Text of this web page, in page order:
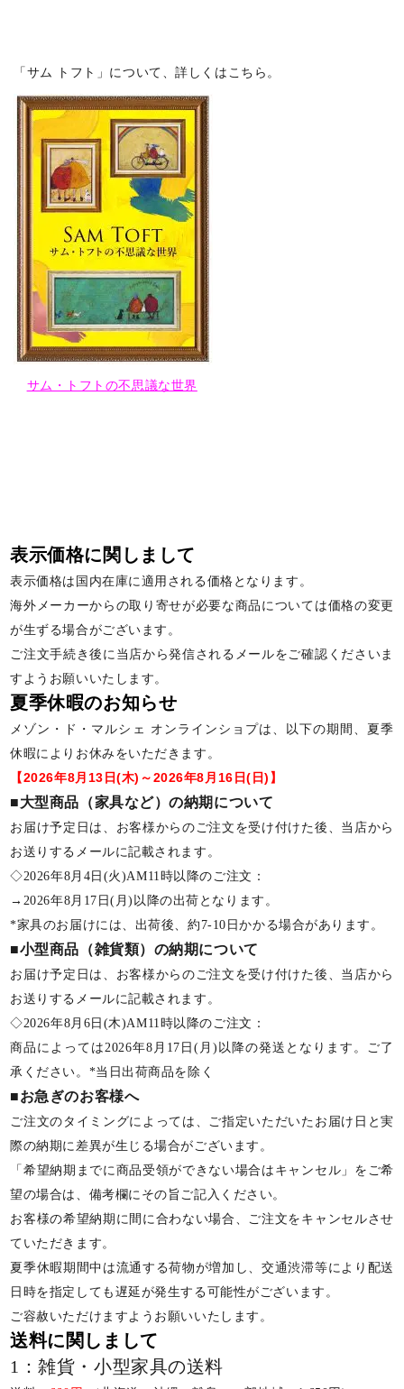
「サム トフト」について、詳しくはこちら。
サム・トフトの不思議な世界
表示価格に関しまして
表示価格は国内在庫に適用される価格となります。
海外メーカーからの取り寄せが必要な商品については価格の変更
が生ずる場合がございます。
ご注文手続き後に当店から発信されるメールをご確認くださいま
すようお願いいたします。
夏季休暇のお知らせ
メゾン・ド・マルシェ オンラインショプは、以下の期間、夏季
休暇によりお休みをいただきます。
【2026年8月13日(木)～2026年8月16日(日)】
■大型商品（家具など）の納期について
お届け予定日は、お客様からのご注文を受け付けた後、当店から
お送りするメールに記載されます。
◇2026年8月4日(火)AM11時以降のご注文：
→2026年8月17日(月)以降の出荷となります。
*家具のお届けには、出荷後、約7-10日かかる場合があります。
■小型商品（雑貨類）の納期について
お届け予定日は、お客様からのご注文を受け付けた後、当店から
お送りするメールに記載されます。
◇2026年8月6日(木)AM11時以降のご注文：
商品によっては2026年8月17日(月)以降の発送となります。ご了
承ください。*当日出荷商品を除く
■お急ぎのお客様へ
ご注文のタイミングによっては、ご指定いただいたお届け日と実
際の納期に差異が生じる場合がございます。
「希望納期までに商品受領ができない場合はキャンセル」をご希
望の場合は、備考欄にその旨ご記入ください。
お客様の希望納期に間に合わない場合、ご注文をキャンセルさせ
ていただきます。
夏季休暇期間中は流通する荷物が増加し、交通渋滞等により配送
日時を指定しても遅延が発生する可能性がございます。
ご容赦いただけますようお願いいたします。
送料に関しまして
1：雑貨・小型家具の送料